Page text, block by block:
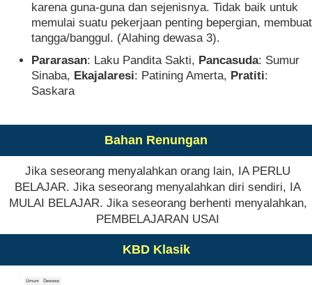
karena guna-guna dan sejenisnya. Tidak baik untuk
memulai suatu pekerjaan penting bepergian, membuat
tangga/banggul. (Alahing dewasa 3).
Pararasan: Laku Pandita Sakti, Pancasuda: Sumur
Sinaba, Ekajalaresi: Patining Amerta, Pratiti:
Saskara
Bahan Renungan
Jika seseorang menyalahkan orang lain, IA PERLU
BELAJAR. Jika seseorang menyalahkan diri sendiri, IA
MULAI BELAJAR. Jika seseorang berhenti menyalahkan,
PEMBELAJARAN USAI
KBD Klasik